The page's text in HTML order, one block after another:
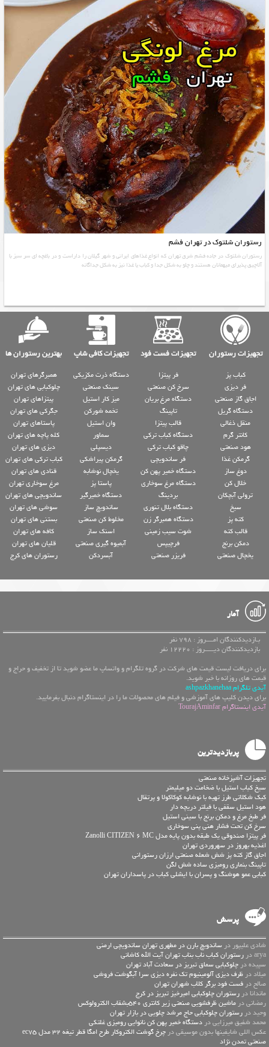
رستوران شلتوک در تهران فشم
رستوران شلتوک در جاده فشم شرق تهران که انواع غذاهای ایرانی و شهر گیلان را داراست و در باغچه ای سر سبز با
آلاچیق پذیرای میهمانان هستند و چلو به شکل جدا و کباب یا غذا نیز به شکل جداگانه
تجهیزات رستوران تجهیزات فست فود تجهیزات کافی شاپ بهترین رستوران ها
کباب پز
فر دیزی
اجاق گاز صنعتی
دستگاه گریل
منقل ذغالی
کانتر گرم
هود صنعتی
گرمکن غذا
دوغ ساز
خلال کن
ترولی آبچکان
سیخ
کته پز
قالب کته
دمکن برنج
یخچال صنعتی
فر پیتزا
سرخ کن صنعتی
دستگاه مرغ بریان
تاپینگ
قالب پیتزا
دستگاه کباب ترکی
چاقو کباب ترکی
فر ساندویچی
دستگاه خمیر پهن کن
دستگاه مرغ سوخاری
بردینگ
دستگاه بلال تنوری
دستگاه همبرگر زن
شوت سیب زمینی
فرچیپس
فریزر صنعتی
دستگاه ذرت مکزیکی
سینک صنعتی
میز کار استیل
تخمه شورکن
وان استیل
سماور
دیسپلی
گرمکن پیراشکی
یخچال نوشابه
پاستا پز
دستگاه خمیرگیر
ساندویچ ساز
مخلوط کن صنعتی
اسنک ساز
آبمیوه گیری صنعتی
آبسردکن
همبرگرهای تهران
چلوکبابی های تهران
پیتزاهای تهران
جگرکی های تهران
پاستاهای تهران
کله پاچه های تهران
دیزی های تهران
کباب ترکی های تهران
قنادی های تهران
مرغ سوخاری تهران
ساندویچی های تهران
سوشی های تهران
بستنی های تهران
کافه های تهران
قلیان های تهران
رستوران های کرج
آمار
بـازدیدکنندگان امــــروز : 798 نفر
بازدیدکنندگان دیـــــروز : 12220 نفر
برای دریافت لیست قیمت های شرکت در گروه تلگرام و واتساپ ما عضو شوید تا از تخفیف و حراج و
قیمت های روزانه با خبر شوید.
آیدی تلگرام ashpazkhanehaa
برای دیدن کلیپ های آموزشی و فیلم های محصولات ما را در اینستاگرام دنبال بفرمایید.
آیدی اینستاگرام TourajAminfar
پربازدیدترین
تجهیزات آشپزخانه صنعتی
سیخ کباب استیل با ضخامت دو میلیمتر
کیک شکلاتی طرز تهیه با نوشابه کوکاکولا و پرتقال
هود استیل سقفی با فیلتر دریچه دار
فر طبخ مرغ و دمکن برنج با سینی استیل
سرخ کن تحت فشار هنی پنی سوخاری
فر پیتزا صندوقی یک طبقه بدون پایه مدل Zanolli CITIZEN 6 MC
اغذیه بهروز در سهروردی تهران
اجاق گاز کته پز شش شعله صنعتی ارزان رستورانی
تاپینگ بنماری رومیزی ساده شش لگن
کبابی عمو هوشنگ و پسران با ایشلی کباب در پاسداران تهران
پرسش
شادی علیپور در ساندویچ بارن در مطهری تهران ساندویچی ارمنی
arya در
رستوران کباب ناب بناب تهران آیت الله کاشانی
سپیده در چلوکبابی سماق تبریز در سعادت آباد تهران
میلاد در ظرف دیزی آلومینیوم تک نفره دیزی سرا آبگوشت فروشی
صالح در فست فود برگر کلاب شهران تهران
ماندانا در رستوران چلوکبابی امیرخیز تبریز در کرج
رمضانی در ماشین ظرفشویی صنعتی زیر کانتری 540بشقاب الکترولوکس
وحید در رستوران چلوکبابی حاج مرشد چلویی در بازار تهران
محمد شفیق میرزایی در دستگاه خمیر پهن کن نانوایی رومیزی غلتکی
عكس اللي شايفينها بدون موسيقى در
چرخ گوشت الکتروکار طرح امگا قطر تیغه 32 مدل ec75
صنعتی تمدن نژاد